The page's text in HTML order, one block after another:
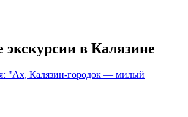
в Калязине